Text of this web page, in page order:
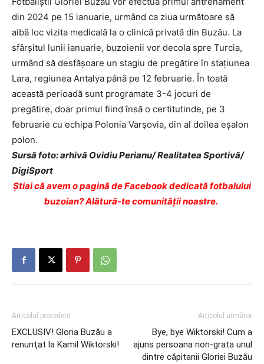
din 2024 pe 15 ianuarie, urmând ca ziua următoare să
aibă loc vizita medicală la o clinică privată din Buzău. La
sfârşitul lunii ianuarie, buzoienii vor decola spre Turcia,
urmând să desfăşoare un stagiu de pregătire în staţiunea
Lara, regiunea Antalya până pe 12 februarie. În toată
această perioadă sunt programate 3-4 jocuri de
pregătire, doar primul fiind însă o certitutinde, pe 3
februarie cu echipa Polonia Varşovia, din al doilea eşalon
polon.
Sursă foto: arhivă Ovidiu Perianu/ Realitatea Sportivă/
DigiSport
Ştiai că avem o pagină de Facebook dedicată fotbalului
buzoian? Alătură-te comunității noastre.
Articolul precedent
EXCLUSIV! Gloria Buzău a
renunţat la Kamil Wiktorski!
Articolul următor
Bye, bye Wiktorski! Cum a
ajuns persoana non-grata unul
dintre căpitanii Gloriei Buzău